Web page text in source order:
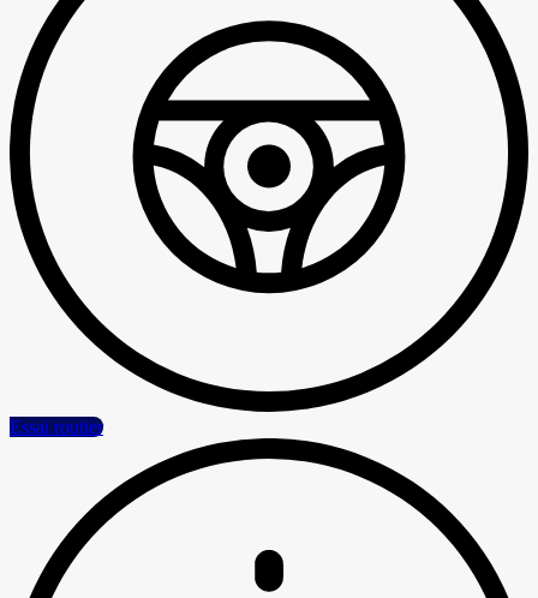
Essai routier